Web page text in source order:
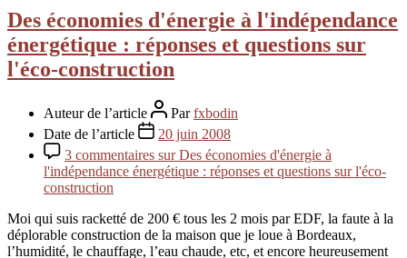
Des économies d'énergie à l'indépendance
énergétique : réponses et questions sur
l'éco-construction
Auteur de l’article Parfxbodin
Date de l’article
20 juin 2008
3 commentaires sur Des économies d'énergie à
l'indépendance énergétique : réponses et questions sur l'éco-
construction
Moi qui suis racketté de 200 € tous les 2 mois par EDF, la faute à la
déplorable construction de la maison que je loue à Bordeaux,
l’humidité, le chauffage, l’eau chaude, etc, et encore heureusement